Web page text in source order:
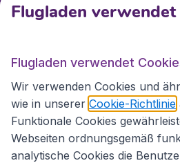
Internationale Webseiten
Folgen Sie uns:
Flugladen verwendet
Flugladen verwendet
Wir verwenden Cookies und
wie in unserer Cookie-Richtlinie
Funktionale Cookies
Webseiten ordnungsgemäß
analytische Cookies die